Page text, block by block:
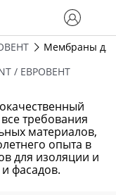
Мембраны для
/ ЕВРОВЕНТ
требования
материалов,
опыта в
для изоляции и
фасадов.